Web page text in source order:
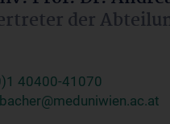
der
40400-41070